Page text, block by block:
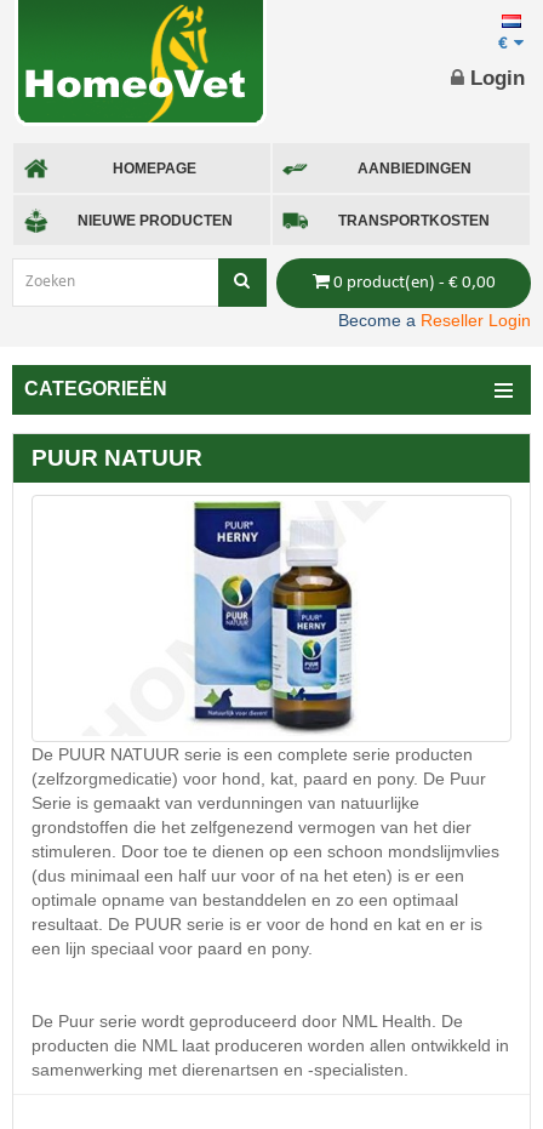
HOMEPAGE AANBIEDINGEN
NIEUWE PRODUCTEN TRANSPORTKOSTEN
€
0 product(en) - € 0,00
Login
Become a Reseller Login
CATEGORIEËN
PUUR NATUUR
De PUUR NATUUR serie is een complete serie producten
(zelfzorgmedicatie) voor hond, kat, paard en pony. De Puur
Serie is gemaakt van verdunningen van natuurlijke
grondstoffen die het zelfgenezend vermogen van het dier
stimuleren. Door toe te dienen op een schoon mondslijmvlies
(dus minimaal een half uur voor of na het eten) is er een
optimale opname van bestanddelen en zo een optimaal
resultaat. De PUUR serie is er voor de hond en kat en er is
een lijn speciaal voor paard en pony.
De Puur serie wordt geproduceerd door NML Health. De
producten die NML laat produceren worden allen ontwikkeld in
samenwerking met dierenartsen en -specialisten.